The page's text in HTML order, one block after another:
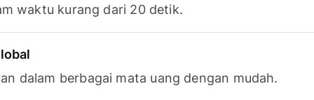
waktu kurang dari 20 detik.
dalam berbagai mata uang dengan mudah.